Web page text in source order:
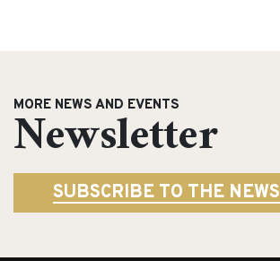
MORE NEWS AND EVENTS
Newsletter
SUBSCRIBE TO THE